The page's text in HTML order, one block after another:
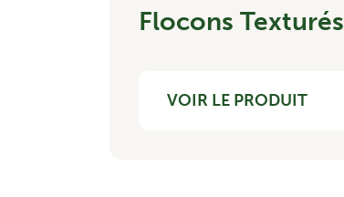
Flocons Texturés
VOIR LE PRODUIT